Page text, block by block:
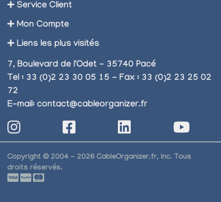
Service Client
Mon Compte
Liens les plus visités
7, Boulevard de l'Odet - 35740 Pacé
Tel : 33 (0)2 23 30 05 15 - Fax : 33 (0)2 23 25 02
72
E-mail: contact@cableorganizer.fr
Copyright © 2004 - 2026 CableOrganizer.fr, Inc. Tous
droits réservés.